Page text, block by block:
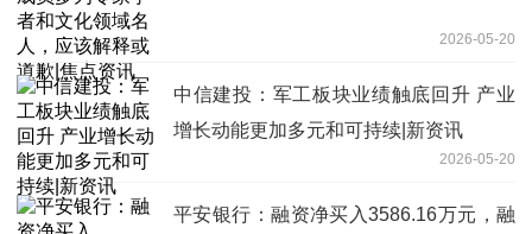
2026-05-20
中信建投：军工板块业绩触底回升 产业
增长动能更加多元和可持续|新资讯
2026-05-20
平安银行：融资净买入3586.16万元，融